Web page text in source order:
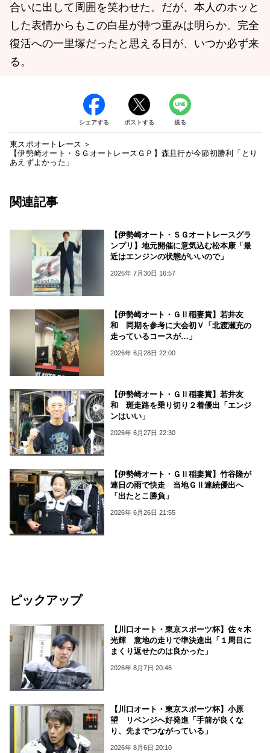
合いに出して周囲を笑わせた。だが、本人のホッと
した表情からもこの白星が持つ重みは明らか。完全
復活への一里塚だったと思える日が、いつか必ず来
る。
シェアする ポストする 送る
東スポオートレース
【伊勢崎オート・ＳＧオートレースＧＰ】森且行が今節初勝利「とり
あえずよかった」
関連記事
【伊勢崎オート・ＳＧオートレースグラ
ンプリ】地元開催に意気込む松本康「最
近はエンジンの状態がいいので」
2026年 7月30日 16:57
【伊勢崎オート・ＧⅡ稲妻賞】若井友
和 同期を参考に大会初Ｖ「北渡瀬充の
走っているコースが…」
2026年 6月28日 22:00
【伊勢崎オート・ＧⅡ稲妻賞】若井友
和 斑走路を乗り切り２着優出「エンジ
ンはいい」
2026年 6月27日 22:30
【伊勢崎オート・ＧⅡ稲妻賞】竹谷隆が
連日の雨で快走 当地ＧⅡ連続優出へ
「出たとこ勝負」
2026年 6月26日 21:55
ピックアップ
【川口オート・東京スポーツ杯】佐々木
光輝 意地の走りで準決進出「１周目に
まくり返せたのは良かった」
2026年 8月7日 20:46
【川口オート・東京スポーツ杯】小原
望 リベンジへ好発進「手前が良くな
り、先までつながっている」
2026年 8月6日 20:10